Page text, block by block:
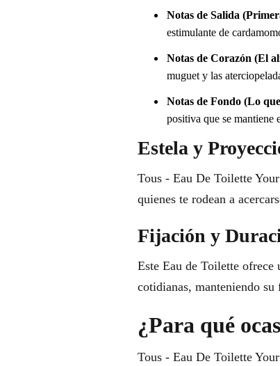
Notas de Salida
estimulante de
Notas de Corazón (El
muguet y las
Notas de Fondo (Lo
positiva que se mantiene
Estela y
Tous - Eau De Toilette
quienes te rodean a
Fijación y
Este Eau de Toilette ofrece
cotidianas, manteniendo
¿Para qué
Tous - Eau De Toilette